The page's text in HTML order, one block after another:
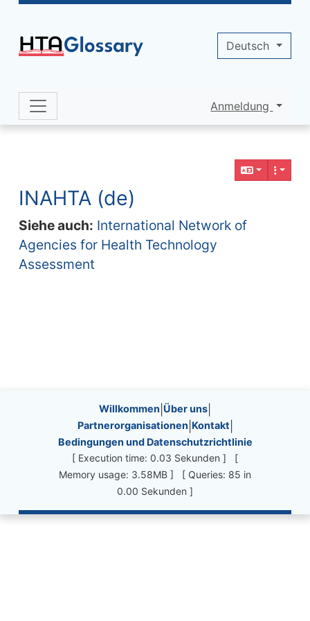
Navigation and related functionality
INAHTA (de)
Siehe auch: International Network of
Agencies for Health Technology
Assessment
Site information, links, etc.
Willkommen Über uns
Partnerorganisationen Kontakt
Bedingungen und Datenschutzrichtlinie
[ Execution time: 0.03 Sekunden ] [
Memory usage: 3.58MB ] [ Queries: 85 in
0.00 Sekunden ]
Site identity, navigation, etc.
Anmeldung
Deutsch